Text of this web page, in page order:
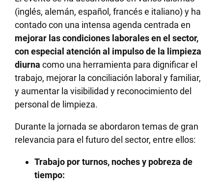
(inglés, alemán, español, francés e italiano) y ha
contado con una intensa agenda centrada en
mejorar las condiciones laborales en el sector,
con especial atención al impulso de la limpieza
diurna como una herramienta para dignificar el
trabajo, mejorar la conciliación laboral y familiar,
y aumentar la visibilidad y reconocimiento del
personal de limpieza.
Durante la jornada se abordaron temas de gran
relevancia para el futuro del sector, entre ellos:
Trabajo por turnos, noches y pobreza de
tiempo: